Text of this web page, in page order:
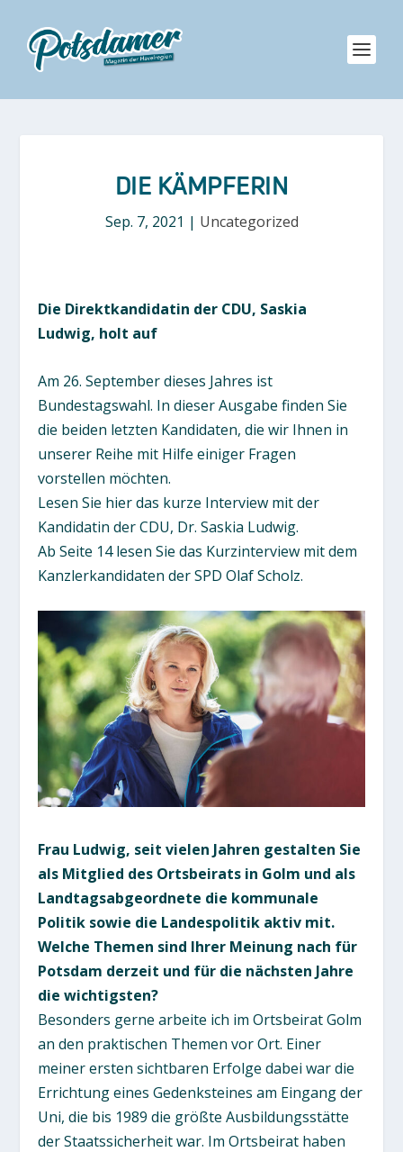
DIE KÄMPFERIN
Sep. 7, 2021 | Uncategorized
Die Direktkandidatin der CDU, Saskia
Ludwig, holt auf
Am 26. September dieses Jahres ist
Bundestagswahl. In dieser Ausgabe finden Sie
die beiden letzten Kandidaten, die wir Ihnen in
unserer Reihe mit Hilfe einiger Fragen
vorstellen möchten.
Lesen Sie hier das kurze Interview mit der
Kandidatin der CDU, Dr. Saskia Ludwig.
Ab Seite 14 lesen Sie das Kurzinterview mit dem
Kanzlerkandidaten der SPD Olaf Scholz.
Frau Ludwig, seit vielen Jahren gestalten Sie
als Mitglied des Ortsbeirats in Golm und als
Landtagsabgeordnete die kommunale
Politik sowie die Landespolitik aktiv mit.
Welche Themen sind Ihrer Meinung nach für
Potsdam derzeit und für die nächsten Jahre
die wichtigsten?
Besonders gerne arbeite ich im Ortsbeirat Golm
an den praktischen Themen vor Ort. Einer
meiner ersten sichtbaren Erfolge dabei war die
Errichtung eines Gedenksteines am Eingang der
Uni, die bis 1989 die größte Ausbildungsstätte
der Staatssicherheit war. Im Ortsbeirat haben